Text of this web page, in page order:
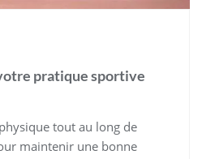
pratique sportive
tout au long de
maintenir une bonne